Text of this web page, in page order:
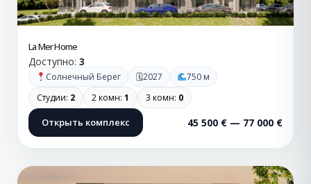
La Mer Home
Доступно: 3
Солнечный Берег 🗓2027
750 м
Студии: 2 2 комн: 1 3 комн: 0
Открыть комплекс 45 500 € — 77 000 €